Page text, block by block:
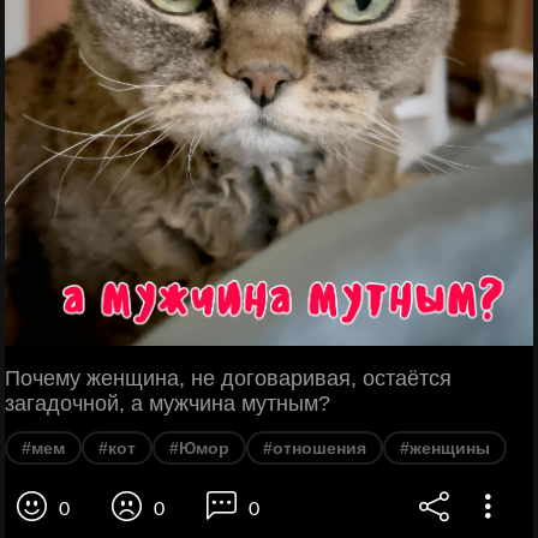
Почему женщина, не договаривая, остаётся
загадочной, а мужчина мутным?
#мем #кот #Юмор #отношения #женщины
0 0 0